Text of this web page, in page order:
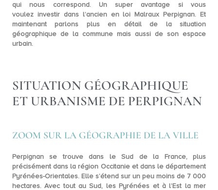
qui nous correspond. Un super avantage si vous
voulez investir dans l’ancien en loi Malraux Perpignan. Et
maintenant parlons plus en détail de la situation
géographique de la commune mais aussi de son espace
urbain.
SITUATION GÉOGRAPHIQUE
ET URBANISME DE PERPIGNAN
ZOOM SUR LA GÉOGRAPHIE DE LA VILLE
Perpignan se trouve dans leSud de la France, plus
précisément dans la région Occitanieet dans le département
Pyrénées-Orientales. Elle s’étend sur un peu moins de 7 000
hectares. Avec tout au Sud, les Pyrénées et à l’Est la mer